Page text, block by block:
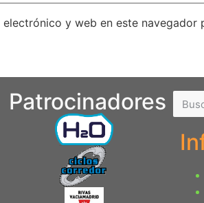
y web en este navegador
Patrocinadores